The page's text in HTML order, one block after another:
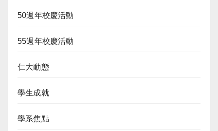
50週年校慶活動
55週年校慶活動
仁大動態
學生成就
學系焦點